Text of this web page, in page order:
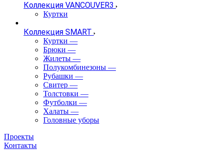
Коллекция VANCOUVER3
Куртки
Коллекция SMART
Куртки —
Брюки —
Жилеты —
Полукомбинезоны —
Рубашки —
Свитер —
Толстовки —
Футболки —
Халаты —
Головные уборы
Проекты
Контакты